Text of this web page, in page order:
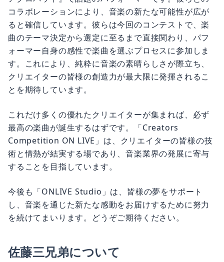
コラボレーションにより、音楽の新たな可能性が広が
ると確信しています。彼らは今回のコンテストで、楽
曲のテーマ決定から選定に至るまで直接関わり、パフ
ォーマー自身の感性で楽曲を選ぶプロセスに参加しま
す。これにより、純粋に音楽の素晴らしさが際立ち、
クリエイターの皆様の創造力が最大限に発揮されるこ
とを期待しています。
これだけ多くの優れたクリエイターが集まれば、必ず
最高の楽曲が誕生するはずです。「Creators
Competition ON LIVE」は、クリエイターの皆様の技
術と情熱が結実する場であり、音楽業界の発展に寄与
することを目指しています。
今後も「ONLIVE Studio」は、皆様の夢をサポート
し、音楽を通じた新たな感動をお届けするために努力
を続けてまいります。どうぞご期待ください。
佐藤三兄弟について